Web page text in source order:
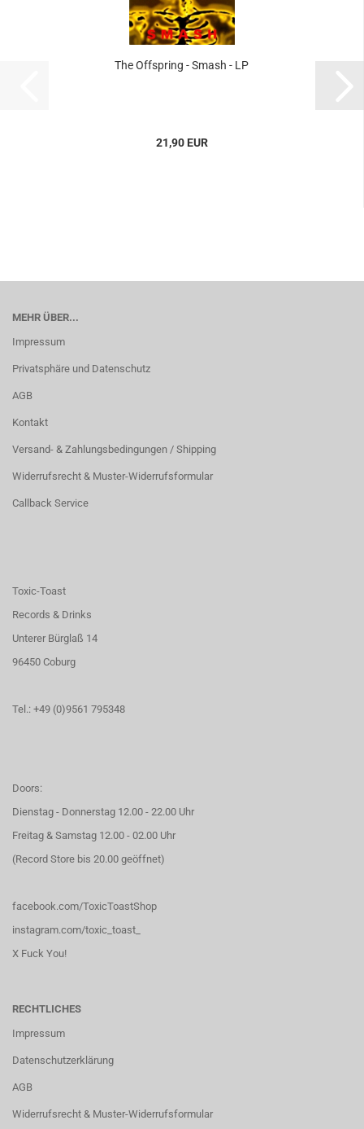
The Offspring - Smash - LP
21,90 EUR
MEHR ÜBER...
Impressum
Privatsphäre und Datenschutz
AGB
Kontakt
Versand- & Zahlungsbedingungen / Shipping
Widerrufsrecht & Muster-Widerrufsformular
Callback Service
Toxic-Toast
Records & Drinks
Unterer Bürglaß 14
96450 Coburg
Tel.: +49 (0)9561 795348
Doors:
Dienstag - Donnerstag 12.00 - 22.00 Uhr
Freitag & Samstag 12.00 - 02.00 Uhr
(Record Store bis 20.00 geöffnet)
facebook.com/ToxicToastShop
instagram.com/toxic_toast_
X Fuck You!
RECHTLICHES
Impressum
Datenschutzerklärung
AGB
Widerrufsrecht & Muster-Widerrufsformular